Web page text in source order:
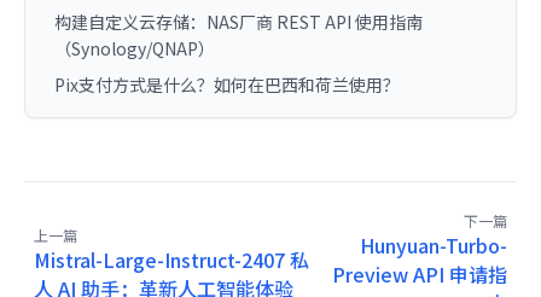
构建自定义云存储：NAS厂商 REST API 使用指南
（Synology/QNAP）
Pix支付方式是什么？如何在巴西和荷兰使用？
上一篇
Mistral-Large-Instruct-2407 私
人 AI 助手：革新人工智能体验
下一篇
Hunyuan-Turbo-
Preview API 申请指